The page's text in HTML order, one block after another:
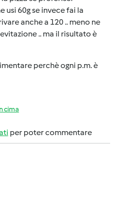
usi 60g se invece fai la
anche a 120 .. meno ne
.. ma il risultato è
perchè ogni p.m. è
cima
per poter commentare